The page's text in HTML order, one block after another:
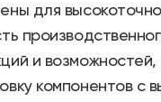
для
и
компонентов с